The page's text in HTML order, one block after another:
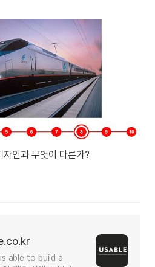
인과 무엇이 다른가?
able to build a